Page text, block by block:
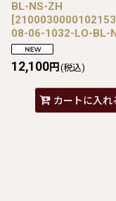
BL-NS-ZH
[
08-06-1032-LO-BL-
12,100円 (税込)
カートに入れ